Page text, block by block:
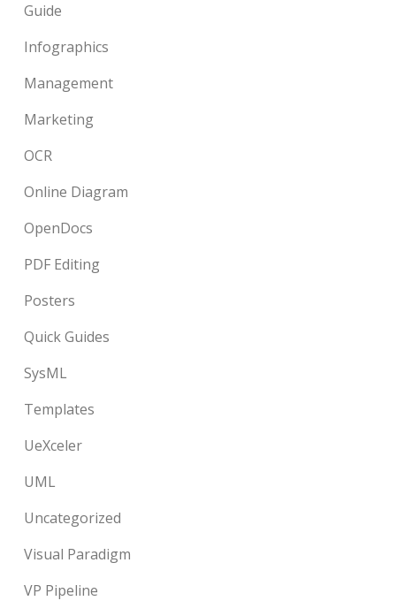
Guide
Infographics
Management
Marketing
OCR
Online Diagram
OpenDocs
PDF Editing
Posters
Quick Guides
SysML
Templates
UeXceler
UML
Uncategorized
Visual Paradigm
VP Pipeline